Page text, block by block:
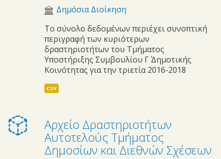
Δημόσια Διοίκηση
Το σύνολο δεδομένων περιέχει συνοπτική
περιγραφή των κυριότερων
δραστηριοτήτων του Τμήματος
Υποστήριξης Συμβουλίου Γ΄ Δημοτικής
Κοινότητας για την τριετία 2016-2018
csv
Αρχείο Δραστηριοτήτων
Αυτοτελούς Τμήματος
Δημοσίων και Διεθνών Σχέσεων